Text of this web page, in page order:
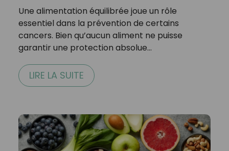
Une alimentation équilibrée joue un rôle
essentiel dans la prévention de certains
cancers. Bien qu’aucun aliment ne puisse
garantir une protection absolue…
LIRE LA SUITE